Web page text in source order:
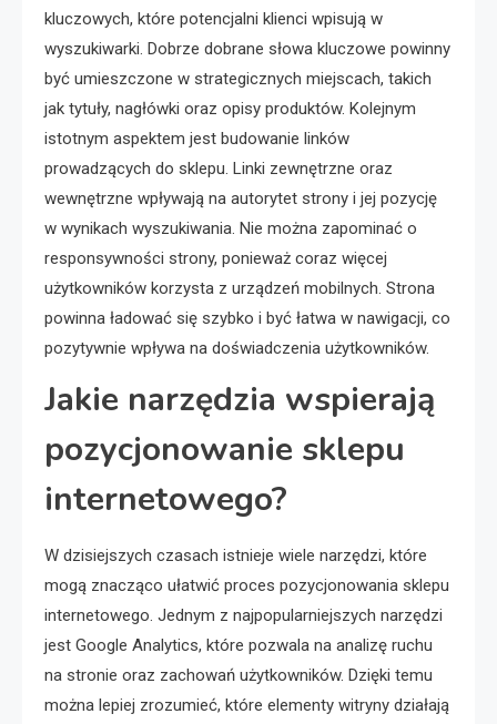
kluczowych, które potencjalni klienci wpisują w
wyszukiwarki. Dobrze dobrane słowa kluczowe powinny
być umieszczone w strategicznych miejscach, takich
jak tytuły, nagłówki oraz opisy produktów. Kolejnym
istotnym aspektem jest budowanie linków
prowadzących do sklepu. Linki zewnętrzne oraz
wewnętrzne wpływają na autorytet strony i jej pozycję
w wynikach wyszukiwania. Nie można zapominać o
responsywności strony, ponieważ coraz więcej
użytkowników korzysta z urządzeń mobilnych. Strona
powinna ładować się szybko i być łatwa w nawigacji, co
pozytywnie wpływa na doświadczenia użytkowników.
Jakie narzędzia wspierają
pozycjonowanie sklepu
internetowego?
W dzisiejszych czasach istnieje wiele narzędzi, które
mogą znacząco ułatwić proces pozycjonowania sklepu
internetowego. Jednym z najpopularniejszych narzędzi
jest Google Analytics, które pozwala na analizę ruchu
na stronie oraz zachowań użytkowników. Dzięki temu
można lepiej zrozumieć, które elementy witryny działają